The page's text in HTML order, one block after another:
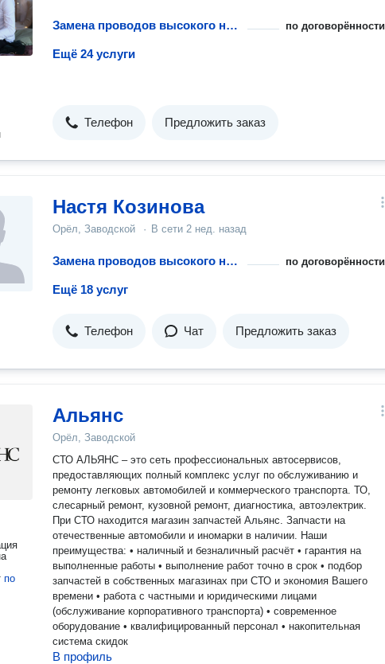
Замена проводов высокого напряжения в автомобиле по договорённости
Ещё 24 услуги
Телефон Предложить заказ
Настя Козинова
Орёл, Заводской · В сети 2 нед. назад
Замена проводов высокого напряжения в автомобиле по договорённости
Ещё 18 услуг
Телефон Чат Предложить заказ
по
Альянс
Орёл, Заводской
СТО АЛЬЯНС – это сеть профессиональных автосервисов,
предоставляющих полный комплекс услуг по обслуживанию и
ремонту легковых автомобилей и коммерческого транспорта. ТО,
слесарный ремонт, кузовной ремонт, диагностика, автоэлектрик.
При СТО находится магазин запчастей Альянс. Запчасти на
отечественные автомобили и иномарки в наличии. Наши
преимущества: • наличный и безналичный расчёт • гарантия на
выполненные работы • выполнение работ точно в срок • подбор
запчастей в собственных магазинах при СТО и экономия Вашего
времени • работа с частными и юридическими лицами
(обслуживание корпоративного транспорта) • современное
оборудование • квалифицированный персонал • накопительная
система скидок
В профиль